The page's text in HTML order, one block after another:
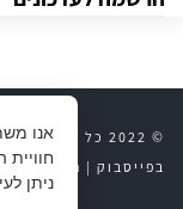
© 2022 כל הזכויות שמורות לחריש 24 |
בפייסבוק | נדל״ן לוח
ניתן